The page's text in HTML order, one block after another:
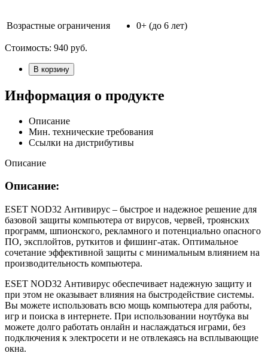
Возрастные ограничения 0+ (до 6 лет)
Стоимость: 940 руб.
В корзину
Информация о продукте
Описание
Мин. технические требования
Ссылки на дистрибутивы
Описание
Описание:
ESET NOD32 Антивирус – быстрое и надежное решение для
базовой защиты компьютера от вирусов, червей, троянских
программ, шпионского, рекламного и потенциально опасного
ПО, эксплойтов, руткитов и фишинг-атак. Оптимальное
сочетание эффективной защиты с минимальным влиянием на
производительность компьютера.
ESET NOD32 Антивирус обеспечивает надежную защиту и
при этом не оказывает влияния на быстродействие системы.
Вы можете использовать всю мощь компьютера для работы,
игр и поиска в интернете. При использовании ноутбука вы
можете долго работать онлайн и наслаждаться играми, без
подключения к электросети и не отвлекаясь на всплывающие
окна.